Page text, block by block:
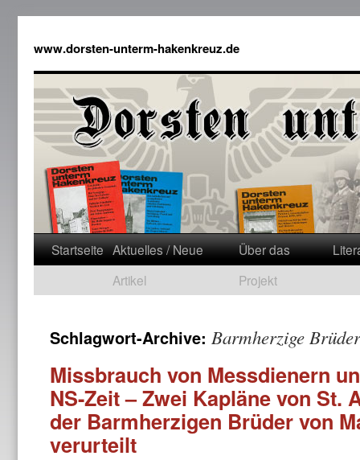
www.dorsten-unterm-hakenkreuz.de
Startseite Aktuelles / Neue
Artikel
Über das
Projekt
Schlagwort-Archive: Barmherzige Brüder
Missbrauch von Messdienern
NS-Zeit – Zwei Kapläne von St.
der Barmherzigen Brüder von
verurteilt